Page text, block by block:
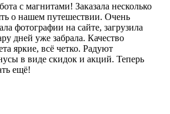
с магнитами! Заказала несколько
о нашем путешествии. Очень
фотографии на сайте, загрузила
дней уже забрала. Качество
яркие, всё четко. Радуют
в виде скидок и акций. Теперь
ещё!